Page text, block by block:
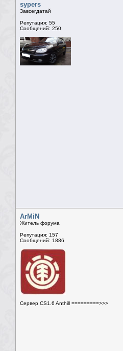
sypers
Завсегдатай
Репутация: 55
Сообщений: 250
ArMiN
Житель форума
Репутация: 157
Сообщений: 1886
Сервер CS1.6 Anthill =========>>>